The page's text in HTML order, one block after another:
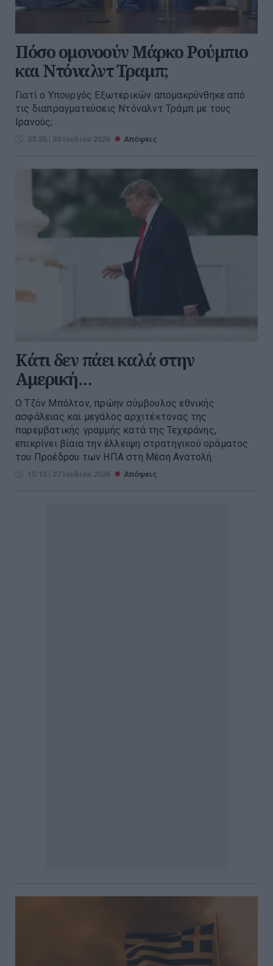
Πόσο ομονοούν Μάρκο Ρούμπιο
και Ντόναλντ Τραμπ;
Γιατί ο Υπουργός Εξωτερικών απομακρύνθηκε από
τις διαπραγματεύσεις Ντόναλντ Τράμπ με τους
Ιρανούς;
23:35 | 30 Ιουλίου 2026 Απόψεις
Κάτι δεν πάει καλά στην
Αμερική…
Ο Τζόν Μπόλτον, πρώην σύμβουλος εθνικής
ασφάλειας και μεγάλος αρχιτέκτονας της
παρεμβατικής γραμμής κατά της Τεχεράνης,
επικρίνει βίαια την έλλειψη στρατηγικού οράματος
του Προέδρου των ΗΠΑ στη Μέση Ανατολή.
15:15 | 27 Ιουλίου 2026 Απόψεις